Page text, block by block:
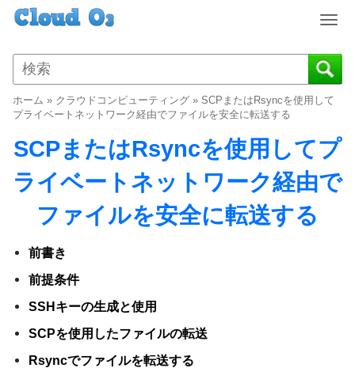
T
g
g
e
a
v
i
g
ホーム » クラウドコンピューティング » SCPまたはRsyncを使用して
プライベートネットワーク経由でファイルを安全に転送する
SCPまたはRsyncを使用してプ
ライベートネットワーク経由で
ファイルを安全に転送する
前書き
前提条件
SSHキーの生成と使用
SCPを使用したファイルの転送
Rsyncでファイルを転送する